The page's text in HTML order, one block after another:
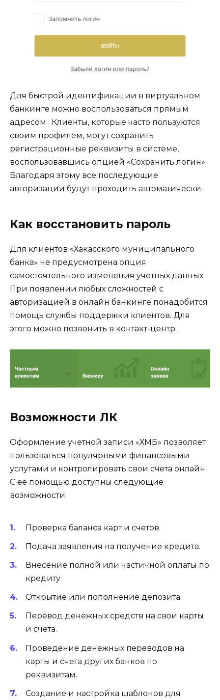
Для быстрой идентификации в виртуальном
банкинге можно воспользоваться прямым
адресом . Клиенты, которые часто пользуются
своим профилем, могут сохранить
регистрационные реквизиты в системе,
воспользовавшись опцией «Сохранить логин».
Благодаря этому все последующие
авторизации будут проходить автоматически.
Как восстановить пароль
Для клиентов «Хакасского муниципального
банка» не предусмотрена опция
самостоятельного изменения учетных данных.
При появлении любых сложностей с
авторизацией в онлайн банкинге понадобится
помощь службы поддержки клиентов. Для
этого можно позвонить в контакт-центр .
Возможности ЛК
Оформление учетной записи «ХМБ» позволяет
пользоваться популярными финансовыми
услугами и контролировать свои счета онлайн.
С ее помощью доступны следующие
возможности:
Проверка баланса карт и счетов.
Подача заявления на получение кредита.
Внесение полной или частичной оплаты по
кредиту.
Открытие или пополнение депозита.
Перевод денежных средств на свои карты
и счета.
Проведение денежных переводов на
карты и счета других банков по
реквизитам.
Создание и настройка шаблонов для